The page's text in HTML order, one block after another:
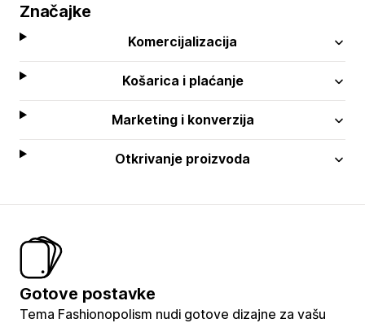
Značajke
Komercijalizacija
Košarica i plaćanje
Marketing i konverzija
Otkrivanje proizvoda
Gotove postavke
Tema Fashionopolism nudi gotove dizajne za vašu